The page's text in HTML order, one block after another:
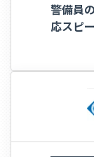
警備員
応スピ